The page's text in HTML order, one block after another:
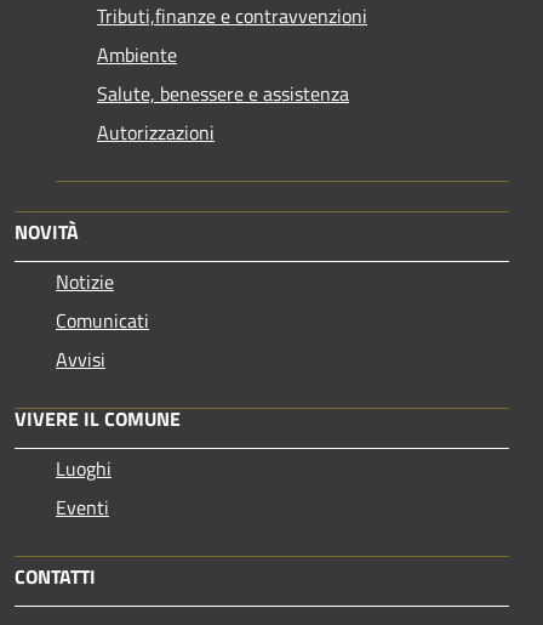
Tributi,finanze e contravvenzioni
Ambiente
Salute, benessere e assistenza
Autorizzazioni
NOVITÀ
Notizie
Comunicati
Avvisi
VIVERE IL COMUNE
Luoghi
Eventi
CONTATTI